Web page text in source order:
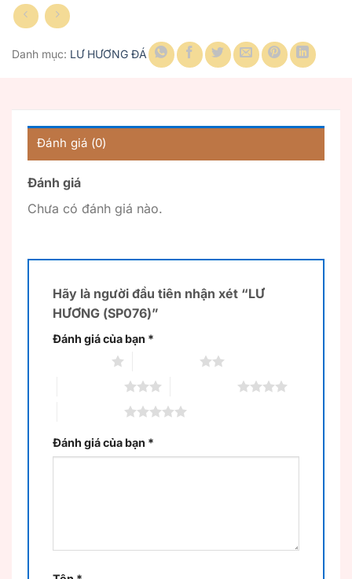
Danh mục: LƯ HƯƠNG ĐÁ
Đánh giá (0)
Đánh giá
Chưa có đánh giá nào.
Hãy là người đầu tiên nhận xét “LƯ
HƯƠNG (SP076)”
Đánh giá của bạn *
Đánh giá của bạn *